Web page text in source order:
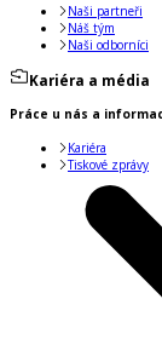
Naši partneři
Náš tým
Naši odborníci
Kariéra a média
Práce u nás a
Kariéra
Tiskové zprávy